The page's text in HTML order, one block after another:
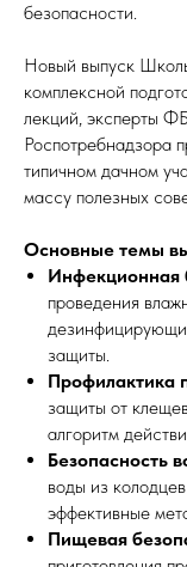
безопасности.
Новый выпуск
комплексной
лекций, эксперты
Роспотребнадзора
типичном дачном
массу полезных
Основные темы
Инфекционная
проведения
защиты.
Профилактика
защиты от
алгоритм
Безопасность
воды из
эффективные
Пищевая